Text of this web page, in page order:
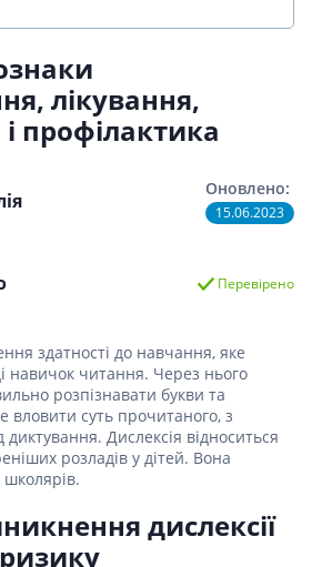
лікування,
профілактика
Оновлено:
15.06.2023
Перевірено
здатності до навчання, яке
навичок читання. Через нього
розпізнавати букви та
вловити суть прочитаного, з
Дислексія відноситься
розладів у дітей. Вона
школярів.
дислексії